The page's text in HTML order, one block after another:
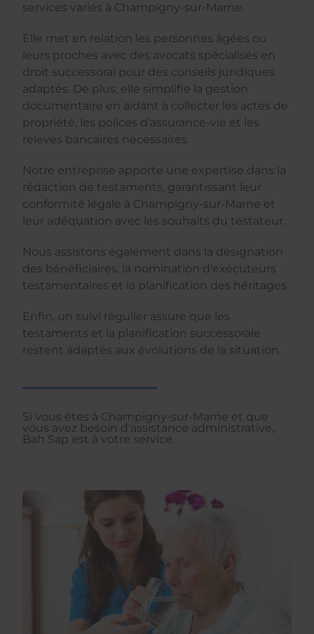
services variés à Champigny-sur-Marne.
Elle met en relation les personnes âgées ou
leurs proches avec des avocats spécialisés en
droit successoral pour des conseils juridiques
adaptés. De plus, elle simplifie la gestion
documentaire en aidant à collecter les actes de
propriété, les polices d'assurance-vie et les
relevés bancaires nécessaires.
Notre entreprise apporte une expertise dans la
rédaction de testaments, garantissant leur
conformité légale à Champigny-sur-Marne et
leur adéquation avec les souhaits du testateur.
Nous assistons également dans la désignation
des bénéficiaires, la nomination d'exécuteurs
testamentaires et la planification des héritages.
Enfin, un suivi régulier assure que les
testaments et la planification successorale
restent adaptés aux évolutions de la situation.
Si vous êtes à Champigny-sur-Marne et que
vous avez besoin d'assistance administrative,
Bah Sap est à votre service.